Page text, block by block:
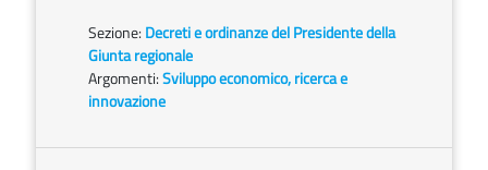
Sezione: Decreti e ordinanze del Presidente della
Giunta regionale
Argomenti:Sviluppo economico, ricerca e
innovazione